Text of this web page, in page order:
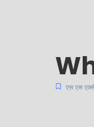
एस एस